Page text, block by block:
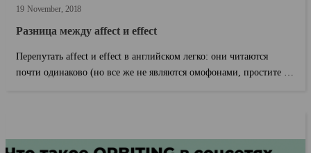
19 November 2018
Разница между affect и effect
Перепутать affect и effect в английском легко: они читаются
почти одинаково (но все же не являются омофонами, простите за